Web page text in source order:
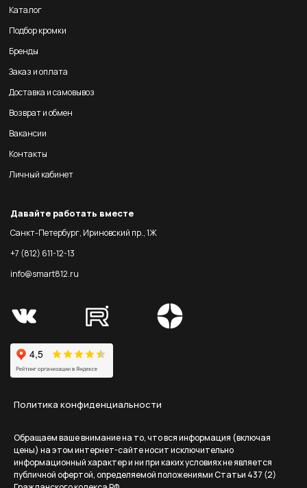
Каталог
Подбор кромки
Бренды
Заказ и оплата
Доставка и самовывоз
Возврат и обмен
Вакансии
Контакты
Личный кабинет
Давайте работать вместе
Санкт-Петербург, Ириновский пр., 1Ж
+7 (812) 611-12-13
info@smart812.ru
Политика конфиденциальности
Обращаем ваше внимание на то, что вся информация (включая
цены) на этом интернет-сайте носит исключительно
информационный характер и ни при каких условиях не является
публичной офертой, определяемой положениями Статьи 437 (2)